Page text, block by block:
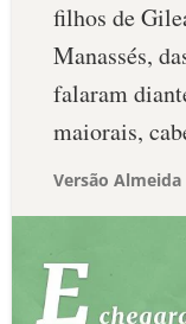
filhos de
Manassés,
falaram
maiorais,
Versão